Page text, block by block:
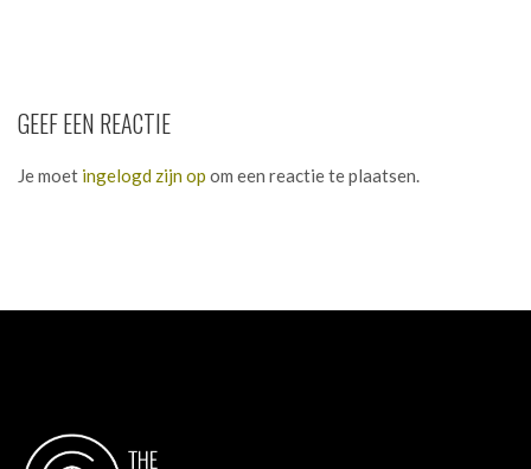
GEEF EEN REACTIE
Je moet ingelogd zijn op om een reactie te plaatsen.